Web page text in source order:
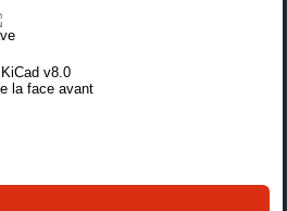
v8.0
la face avant